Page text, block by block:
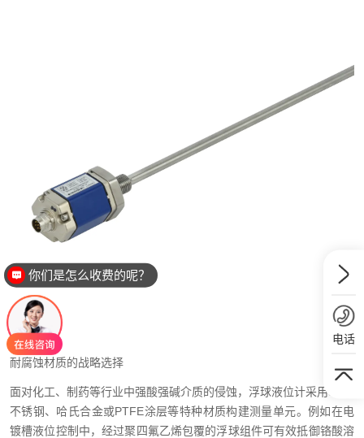
耐腐蚀材质的战略选择
面对化工、制药等行业中强酸强碱介质的侵蚀，浮球液位计采用316L
不锈钢、哈氏合金或PTFE涂层等特种材质构建测量单元。例如在电
镀槽液位控制中，经过聚四氟乙烯包覆的浮球组件可有效抵御铬酸溶
电话
你们是怎么收费的呢？